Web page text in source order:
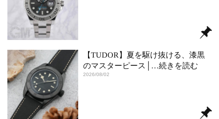
【TUDOR】夏を駆け抜ける、漆黒
のマスターピース│ …続きを読む
2026/08/02